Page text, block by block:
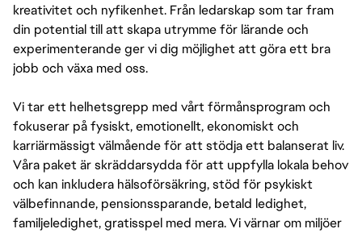
kreativitet och nyfikenhet. Från ledarskap som tar fram
din potential till att skapa utrymme för lärande och
experimenterande ger vi dig möjlighet att göra ett bra
jobb och växa med oss.
Vi tar ett helhetsgrepp med vårt förmånsprogram och
fokuserar på fysiskt, emotionellt, ekonomiskt och
karriärmässigt välmående för att stödja ett balanserat liv.
Våra paket är skräddarsydda för att uppfylla lokala behov
och kan inkludera hälsoförsäkring, stöd för psykiskt
välbefinnande, pensionssparande, betald ledighet,
familjeledighet, gratisspel med mera. Vi värnar om miljöer